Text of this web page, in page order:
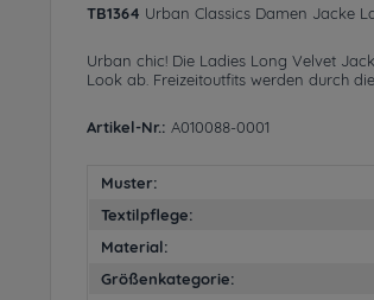
TB1364 Urban Classics Damen Jacke
Urban chic! Die Ladies Long Velvet
Look ab. Freizeitoutfits werden durch
Artikel-Nr.: A010088-0001
Muster:
Textilpflege:
Material:
Größenkategorie: